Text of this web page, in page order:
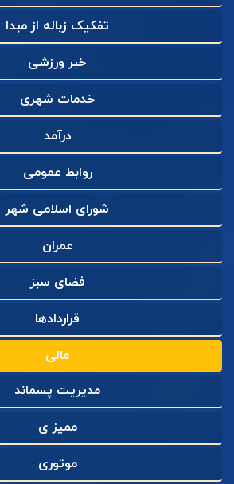
تفکیک زباله از مبدا
خبر ورزشی
خدمات شهری
درآمد
روابط عمومی
شورای اسلامی شهر
عمران
فضای سبز
قراردادها
مالی
مدیریت پسماند
ممیز ی
موتوری